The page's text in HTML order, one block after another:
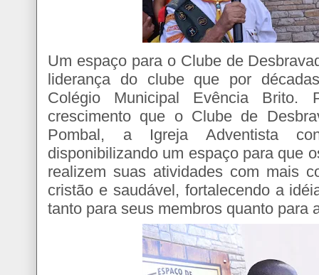
Um espaço para o Clube de
liderança do clube que por
Colégio Municipal Evência Brito.
crescimento que o Clube de
Pombal, a Igreja Adventista
disponibilizando um espaço para que
realizem suas atividades com mais
cristão e saudável, fortalecendo a
tanto para seus membros quanto para